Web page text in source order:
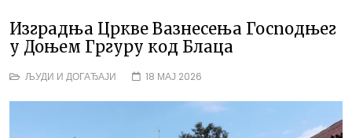
Изградња Цркве Вазнесења Господњег
у Доњем Гргуру код Блаца
ЉУДИ И ДОГАЂАЈИ 18 МАЈ 2026